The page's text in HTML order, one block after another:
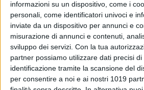
informazioni su un dispositivo, come i
personali, come identificatori univoci e
inviate da un dispositivo per annunci e
misurazione di annunci e contenuti,
sviluppo dei servizi. Con la tua
partner possiamo utilizzare dati precisi
identificazione tramite la scansione del
per consentire a noi e ai nostri 1019
di
sul
di Emanuela Giuliani